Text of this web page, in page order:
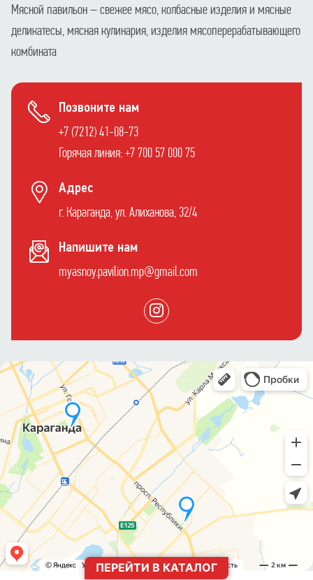
Мясной павильон – свежее мясо, колбасные изделия и мясные
деликатесы, мясная кулинария, изделия мясоперерабатывающего
комбината
Позвоните нам
+7 (7212) 41-08-73
Горячая линия: +7 700 57 000 75
Адрес
г. Караганда, ул. Алиханова, 32/4
Напишите нам
myasnoy.pavilion.mp@gmail.com
ПЕРЕЙТИ В КАТАЛОГ